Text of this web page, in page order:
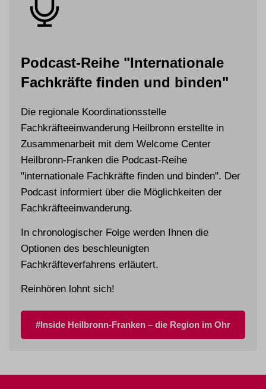
Podcast-Reihe "Internationale
Fachkräfte finden und binden"
Die regionale Koordinationsstelle
Fachkräfteeinwanderung Heilbronn erstellte in
Zusammenarbeit mit dem Welcome Center
Heilbronn-Franken die Podcast-Reihe
"internationale Fachkräfte finden und binden". Der
Podcast informiert über die Möglichkeiten der
Fachkräfteeinwanderung.
In chronologischer Folge werden Ihnen die
Optionen des beschleunigten
Fachkräfteverfahrens erläutert.
Reinhören lohnt sich!
#Inside Heilbronn-Franken – die Region im Ohr